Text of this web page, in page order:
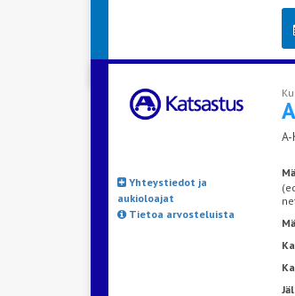
Yhteystiedot ja
aukioloajat
Tietoa arvosteluista